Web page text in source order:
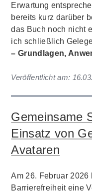
Erwartung
bereits kurz darüber
das Buch noch nicht
ich schließlich
– Grundlagen,
Veröffentlicht am:
Gemeinsame
Einsatz von
Avataren
Am 26. Februar
Barrierefreiheit eine